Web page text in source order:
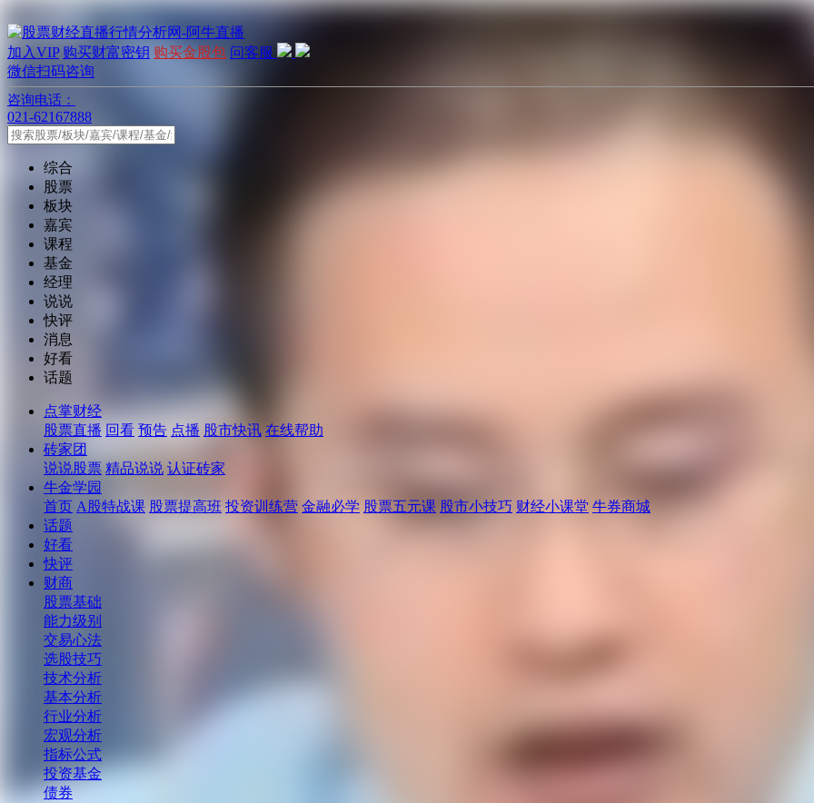
加入VIP 购买财富密钥 购买金股包 问客服
微信扫码咨询
咨询电话：
021-62167888
综合
股票
板块
嘉宾
课程
基金
经理
说说
快评
消息
好看
话题
点掌财经
股票直播 回看 预告 点播 股市快讯 在线帮助
砖家团
说说股票 精品说说 认证砖家
牛金学园
首页 A股特战课 股票提高班 投资训练营 金融必学 股票五元课 股市小技巧 财经小课堂 牛券商城
话题
好看
快评
财商
股票基础
能力级别
交易心法
选股技巧
技术分析
基本分析
行业分析
宏观分析
指标公式
投资基金
债券